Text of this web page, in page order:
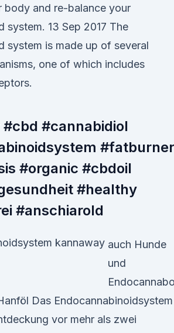
body and re-balance your
system. 13 Sep 2017 The
system is made up of several
one of which includes
#cannabidiol
#fatburner
#organic #cbdoil
#healthy
#anschiarold
auch Hunde
und
Das Endocannabinoidsystem
vor mehr als zwei